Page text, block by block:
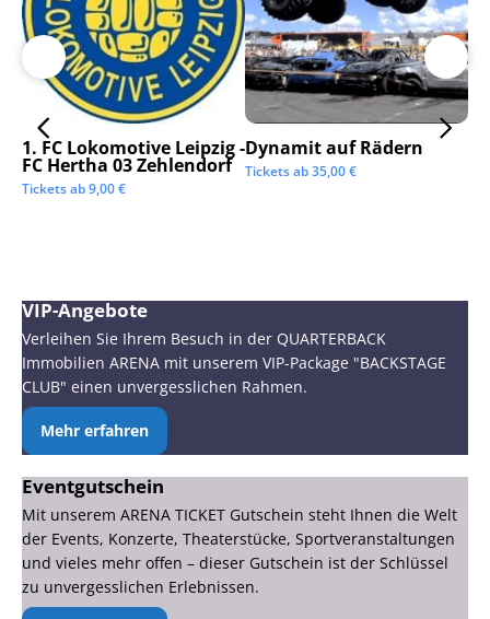
1. FC Lokomotive Leipzig -
FC Hertha 03 Zehlendorf
Tickets ab9,00€
Dynamit auf Rädern
Tickets ab35,00€
VIP-Angebote
Verleihen Sie Ihrem Besuch in der QUARTERBACK
Immobilien ARENA mit unserem VIP-Package "BACKSTAGE
CLUB" einen unvergesslichen Rahmen.
Mehr erfahren
Eventgutschein
Mit unserem ARENA TICKET Gutschein steht Ihnen die Welt
der Events, Konzerte, Theaterstücke, Sportveranstaltungen
und vieles mehr offen – dieser Gutschein ist der Schlüssel
zu unvergesslichen Erlebnissen.